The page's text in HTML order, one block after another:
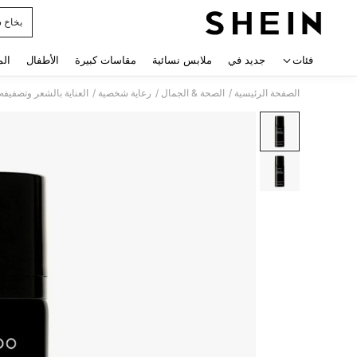
بخاخ
فئات جديد في ملابس نسائية مقاسات كبيرة الأطفال
الصفحة الرئيسية / الصحة & الجمال / رعاية شخصية / العناية بالشعر وتصفيفه